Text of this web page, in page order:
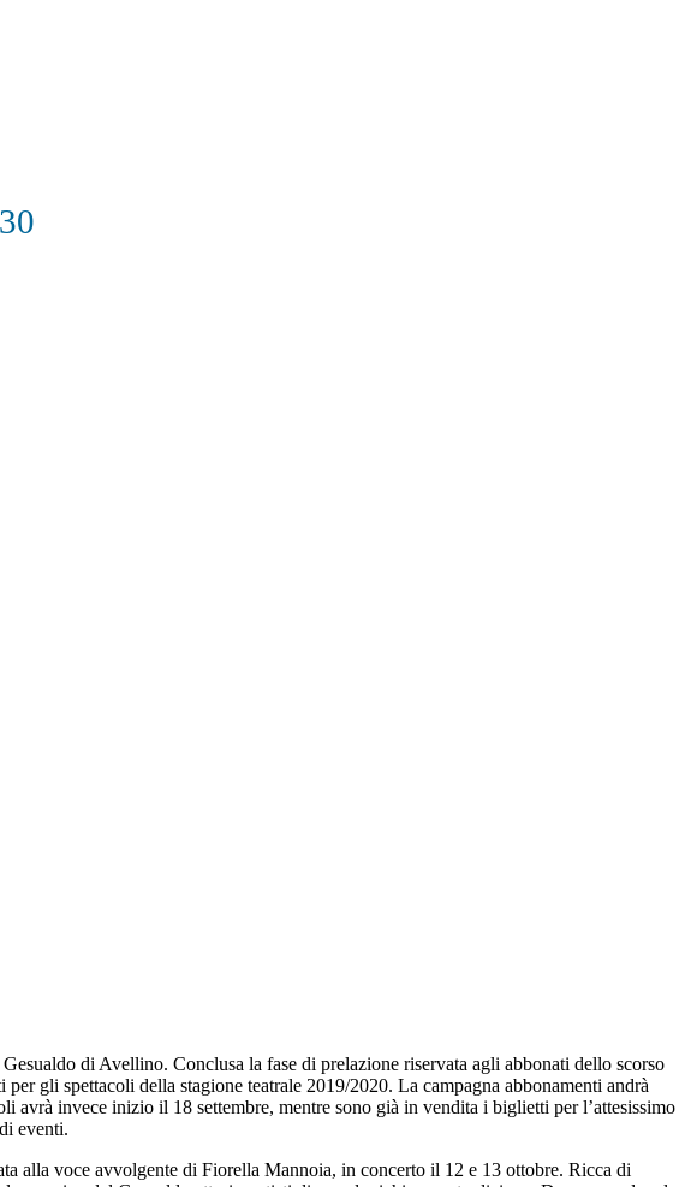
di Avellino. Conclusa la fase di prelazione riservata agli abbonati dello scorso
gli spettacoli della stagione teatrale 2019/2020. La campagna abbonamenti andrà
invece inizio il 18 settembre, mentre sono già in vendita i biglietti per l’attesissimo
eventi.
alla voce avvolgente di Fiorella Mannoia, in concerto il 12 e 13 ottobre. Ricca di